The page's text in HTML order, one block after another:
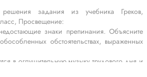
решения задания из учебника Греков,
Просвещение:
знаки препинания. Объясните
обстоятельствах, выраженных
в оглушительную музыку трудового дня и
низко в небе над гаванью. 2) Стоя под